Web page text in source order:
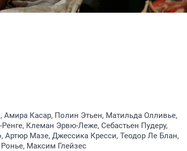
Амира Касар, Полин Этьен, Матильда Олливье,
Ренге, Клеман Эрвю-Леже, Себастьен Пудеру,
Артюр Мазе, Джессика Кресси, Теодор Ле Блан,
Максим Глейзес